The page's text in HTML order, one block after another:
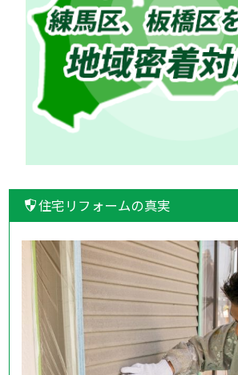
住宅リフォームの真実